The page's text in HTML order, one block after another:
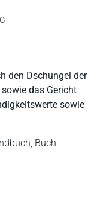
den Dschungel der
das Gericht
sowie
Buch